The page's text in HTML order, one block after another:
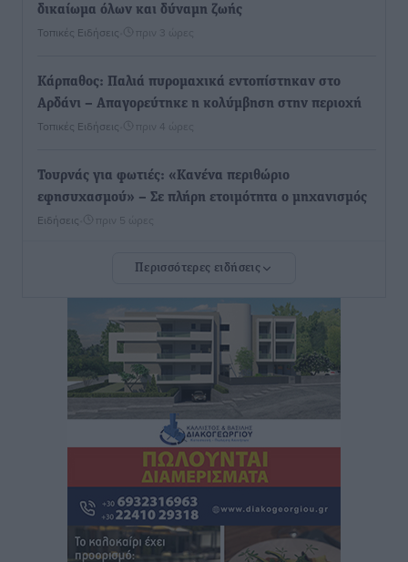
δικαίωμα όλων και δύναμη ζωής
Τοπικές Ειδήσεις πριν 3 ώρες
Κάρπαθος: Παλιά πυρομαχικά εντοπίστηκαν στο
Αρδάνι – Απαγορεύτηκε η κολύμβηση στην περιοχή
Τοπικές Ειδήσεις πριν 4 ώρες
Τουρνάς για φωτιές: «Κανένα περιθώριο
εφησυχασμού» – Σε πλήρη ετοιμότητα ο μηχανισμός
Ειδήσεις πριν 5 ώρες
Καιρός: Επιμένουν οι υψηλές θερμοκρασίες – Ισχυρά
πριν 5 ώρες
Τα φοιτητικά ενοίκια «τινάζουν στον αέρα» τους
οικογενειακούς προϋπολογισμούς
Δύο νέοι ξενώνες παραδόθηκαν στις Ένοπλες
Δυνάμεις στη νήσο Ρω
Τοπικές Ειδήσεις• πριν 6 ώρες
Συνεχίζεται η έξοδος του Αυγούστου – Πάνω από
Περισσότερες ειδήσεις